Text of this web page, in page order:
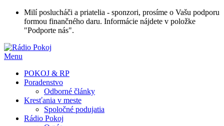
Milí poslucháči a priatelia - sponzori, prosíme o Vašu podporu
formou finančného daru. Informácie nájdete v položke
"Podporte nás".
Menu
POKOJ & RP
Poradenstvo
Odborné články
Kresťania v meste
Spoločné podujatia
Rádio Pokoj